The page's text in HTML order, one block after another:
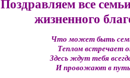
Поздравляем все
жизненного
Что может быть
Теплом встречает
Здесь ждут тебя
И провожают в